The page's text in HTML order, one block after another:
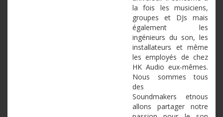
lafois lesmusiciens,
groupes et DJs mais
également les
ingénieurs du son, les
installateurs et même
lesemployés dechez
HK Audio eux-mêmes.
Nous
sommes
tous
des
Soundmakers
etnous
allons
partager
notre